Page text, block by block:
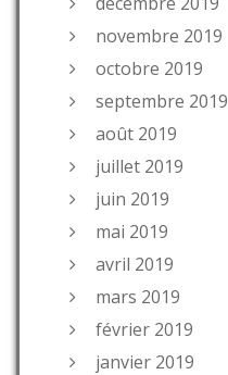
novembre 2019
octobre 2019
septembre 2019
août 2019
juillet 2019
juin 2019
mai 2019
avril 2019
mars 2019
février 2019
janvier 2019